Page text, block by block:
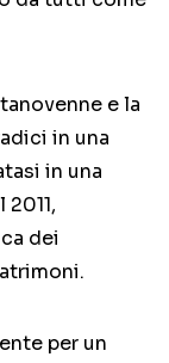
e la
in una
in una
dei
per un